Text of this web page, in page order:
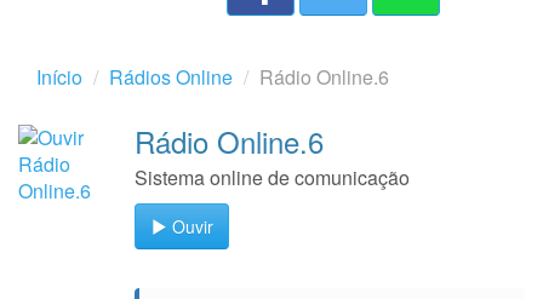
Início Rádios Online Rádio Online.6
Rádio Online.6
Sistema online de comunicação
Ouvir